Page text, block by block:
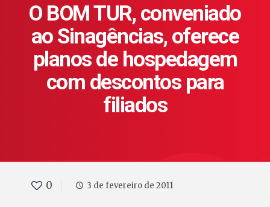
O BOM TUR, conveniado
ao Sinagências, oferece
planos de hospedagem
com descontos para
filiados
0 3 de fevereiro de 2011